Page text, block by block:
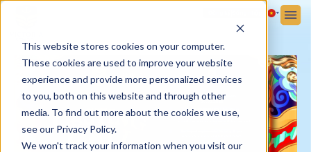
This website stores cookies on your computer.
These cookies are used to improve your website
experience and provide more personalized services
to you, both on this website and through other
media. To find out more about the cookies we use,
see our Privacy Policy.
We won't track your information when you visit our